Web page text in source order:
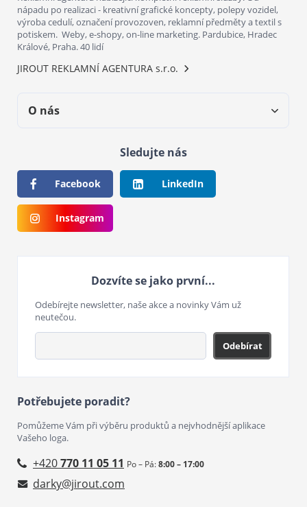
nápadu po realizaci - kreativní grafické koncepty, polepy vozidel,
výroba cedulí, označení provozoven, reklamní předměty a textil s
potiskem. Weby, e-shopy, on-line marketing. Pardubice, Hradec
Králové, Praha. 40 lidí
JIROUT REKLAMNÍ AGENTURA s.r.o.
O nás
Sledujte nás
Facebook LinkedIn
Instagram
Dozvíte se jako první...
Odebírejte newsletter, naše akce a novinky Vám už
neutečou.
Odebírat
Potřebujete poradit?
Pomůžeme Vám při výběru produktů a nejvhodnější aplikace
Vašeho loga.
+420770 11 05 11 Po – Pá:8:00 – 17:00
darky@jirout.com